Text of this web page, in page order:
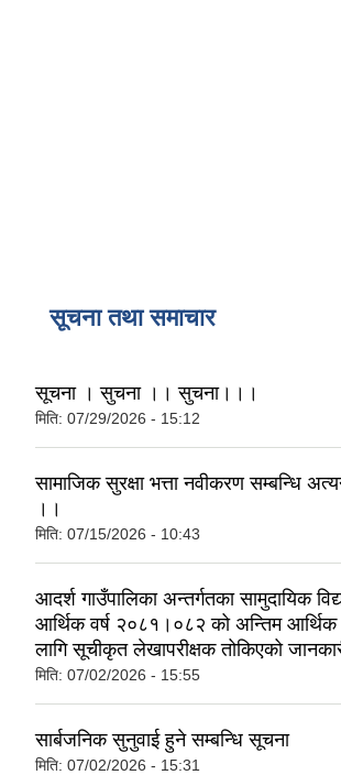
सूचना तथा समाचार
सूचना । सुचना ।। सुचना।।।
मिति: 07/29/2026 - 15:12
सामाजिक सुरक्षा भत्ता नवीकरण सम्बन्धि
।।
मिति: 07/15/2026 - 10:43
आदर्श गाउँपालिका अन्तर्गतका सामुदायिक
आर्थिक वर्ष २०८१।०८२ को अन्तिम आर्थिक
लागि सूचीकृत लेखापरीक्षक तोकिएको
मिति: 07/02/2026 - 15:55
सार्बजनिक सुनुवाई हुने सम्बन्धि सूचना
मिति: 07/02/2026 - 15:31